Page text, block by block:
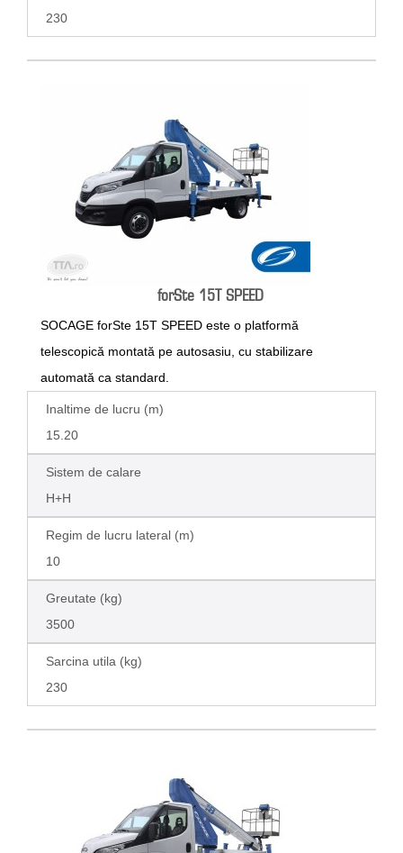
230
forSte 15T SPEED
SOCAGE forSte 15T SPEED este o platformă
telescopică montată pe autosasiu, cu stabilizare
automată ca standard.
Inaltime de lucru (m)
15.20
Sistem de calare
H+H
Regim de lucru lateral (m)
10
Greutate (kg)
3500
Sarcina utila (kg)
230